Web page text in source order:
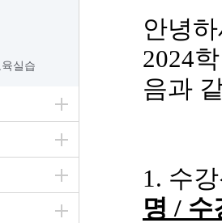
실습
안녕
2024
음과
1. 수
명/